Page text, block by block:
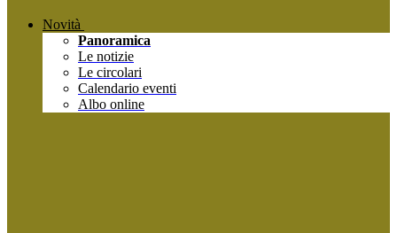
Novità
Panoramica
Le notizie
Le circolari
Calendario eventi
Albo online